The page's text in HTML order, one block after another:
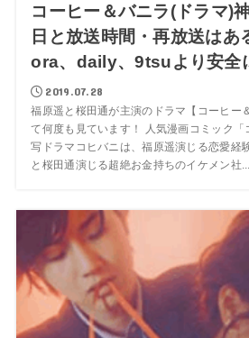
コーヒー＆バニラ(ドラマ)
日と放送時間・再放送は
ora、daily、9tsuより安全
2019.07.28
福原遥と桜田通が主演のドラマ【コーヒー
て何度も見ています！ 人気漫画コミック「
写ドラマコヒバニは、福原遥演じる恋愛経
と桜田通演じる超絶お金持ちのイケメン社...